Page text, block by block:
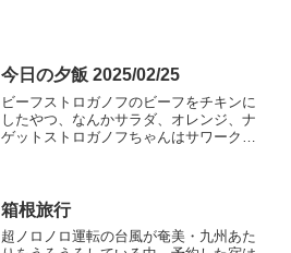
今日の夕飯 2025/02/25
ビーフストロガノフのビーフをチキンに
したやつ、なんかサラダ、オレンジ、ナ
ゲットストロガノフちゃんはサワークリ
ー。酸味プラスならレモンし...
箱根旅行
超ノロノロ運転の台風が奄美・九州あた